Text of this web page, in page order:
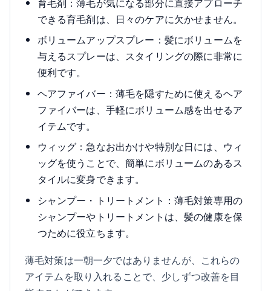
できる育毛剤は、日々のケアに欠かせません。
ボリュームアップスプレー：髪にボリュームを
与えるスプレーは、スタイリングの際に非常に
便利です。
ヘアファイバー：薄毛を隠すために使えるヘア
ファイバーは、手軽にボリューム感を出せるア
イテムです。
ウィッグ：急なお出かけや特別な日には、ウィ
ッグを使うことで、簡単にボリュームのあるス
タイルに変身できます。
シャンプー・トリートメント：薄毛対策専用の
シャンプーやトリートメントは、髪の健康を保
つために役立ちます。
薄毛対策は一朝一夕ではありませんが、これらの
アイテムを取り入れることで、少しずつ改善を目